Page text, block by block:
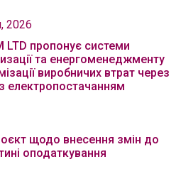
2026
LTD пропонує системи
та енергоменеджменту
виробничих втрат через
електропостачанням
щодо внесення змін до
оподаткування